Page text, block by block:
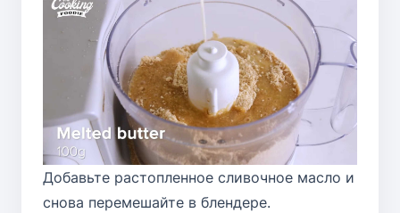
Добавьте растопленное сливочное масло и
снова перемешайте в блендере.